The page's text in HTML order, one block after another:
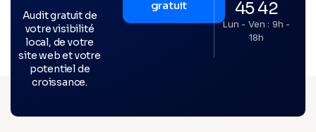
Audit gratuit de
votre visibilité
local, de votre
site web et votre
potentiel de
croissance.
gratuit
45 42
Lun - Ven : 9h -
18h